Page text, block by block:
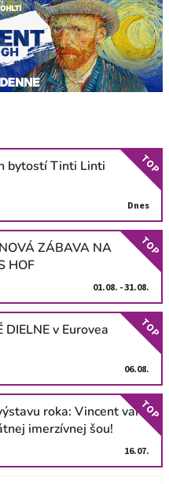
bytostí Tinti Linti
Dnes
TOP
ZÁBAVA NA
HOF
01.08. - 31.08.
TOP
DIELNE v Eurovea
06.08.
TOP
roka: Vincent van
imerzívnej šou!
16.07.
TOP